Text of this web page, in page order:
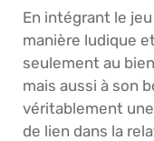
En intégrant le
manière ludique
seulement au
mais aussi à son
véritablement
de lien dans la